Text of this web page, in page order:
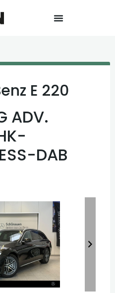
E 220
ADV.
DAB